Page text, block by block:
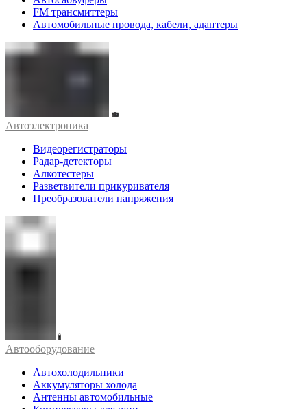
FM трансмиттеры
Автомобильные провода, кабели, адаптеры
Автоэлектроника
Видеорегистраторы
Радар-детекторы
Алкотестеры
Разветвители прикуривателя
Преобразователи напряжения
Автооборудование
Автохолодильники
Аккумуляторы холода
Антенны автомобильные